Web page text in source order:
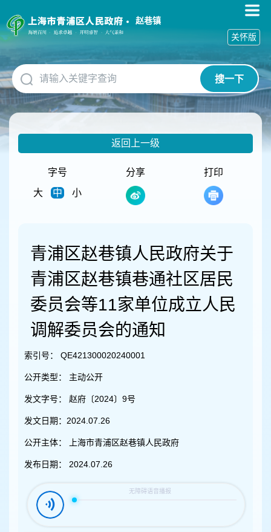
障
碍
作
说
明
跳
到
网
赵巷镇
搜一下
关怀版
返回上一级
字号
大
中 小
分享 打印
青浦区赵巷镇人民政府关于
青浦区赵巷镇巷通社区居民
委员会等11家单位成立人民
调解委员会的通知
索引号： QE421300020240001
公开类型： 主动公开
发文字号： 赵府〔2024〕9号
发文日期： 2024.07.26
公开主体： 上海市青浦区赵巷镇人民政府
发布日期： 2024.07.26